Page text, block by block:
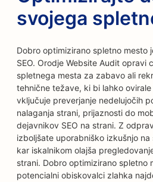
svojega
Dobro optimizirano spletno mesto
SEO. Orodje Website Audit opravi
spletnega mesta za zabavo ali
tehnične težave, ki bi lahko
vključuje preverjanje nedelujočih
nalaganja strani, prijaznosti do
dejavnikov SEO na strani. Z
izboljšate uporabniško izkušnjo
kar iskalnikom olajša
strani. Dobro optimizirano spletno
potencialni obiskovalci zlahka